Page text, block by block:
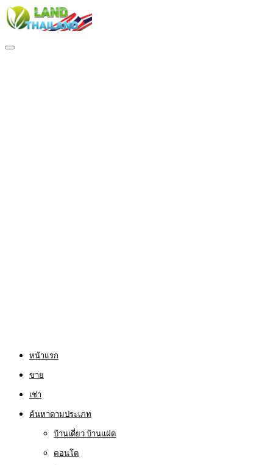
หน้าแรก
ขาย
เช่า
ค้นหาตามประเภท
บ้านเดี่ยว บ้านแฝด
คอนโด